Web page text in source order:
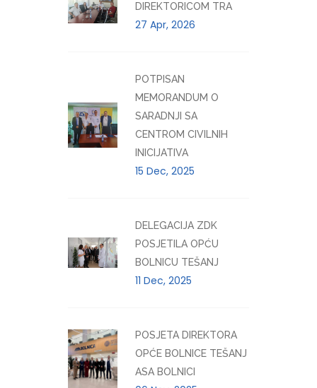
DIREKTORICOM TRA
27 Apr, 2026
POTPISAN
MEMORANDUM O
SARADNJI SA
CENTROM CIVILNIH
INICIJATIVA
15 Dec, 2025
DELEGACIJA ZDK
POSJETILA OPĆU
BOLNICU TEŠANJ
11 Dec, 2025
POSJETA DIREKTORA
OPĆE BOLNICE TEŠANJ
ASA BOLNICI